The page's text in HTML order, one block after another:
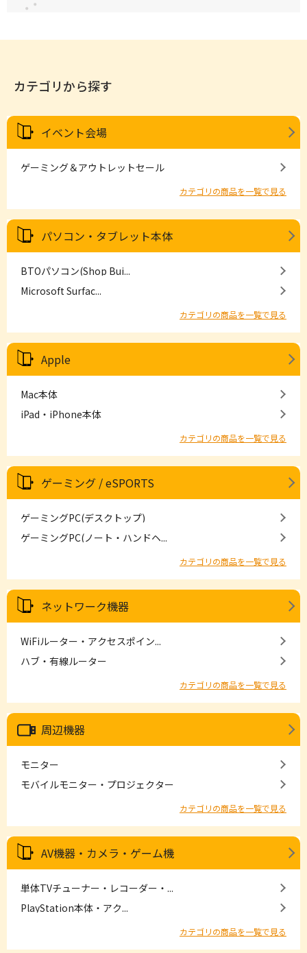
カテゴリから探す
イベント会場
ゲーミング＆アウトレットセール
カテゴリの商品を一覧で見る
パソコン・タブレット本体
BTOパソコン(Shop Bui...
Microsoft Surfac...
カテゴリの商品を一覧で見る
Apple
Mac本体
iPad・iPhone本体
カテゴリの商品を一覧で見る
ゲーミング / eSPORTS
ゲーミングPC(デスクトップ)
ゲーミングPC(ノート・ハンドヘ...
カテゴリの商品を一覧で見る
ネットワーク機器
WiFiルーター・アクセスポイン...
ハブ・有線ルーター
カテゴリの商品を一覧で見る
周辺機器
モニター
モバイルモニター・プロジェクター
カテゴリの商品を一覧で見る
AV機器・カメラ・ゲーム機
単体TVチューナー・レコーダー・...
PlayStation本体・アク...
カテゴリの商品を一覧で見る